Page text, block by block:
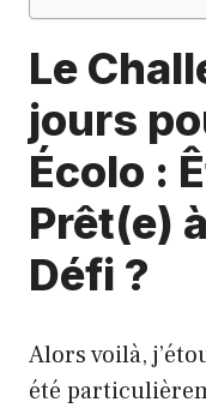
Le
jours
Écolo :
Prêt(e)
Défi ?
Alors voilà,
été